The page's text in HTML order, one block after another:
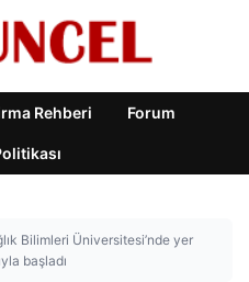
Rehberi Forum
Bilimleri Üniversitesi’nde yer
başladı